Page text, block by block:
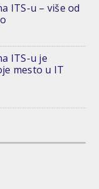
ITS-u – više od
ITS-u je
mesto u IT